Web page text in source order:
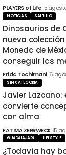
PLAYERS of Life 5
NOTICIAS SALTILLO
Dinosaurios de
nueva
Moneda de
conseguir las
Frida Tochimani 6
SIN CATEGORÍA
Javier
convierte
con alma
FATIMA ZERRWECK 5
GUADALAJARA LIFESTYLE
¿Todavía hay